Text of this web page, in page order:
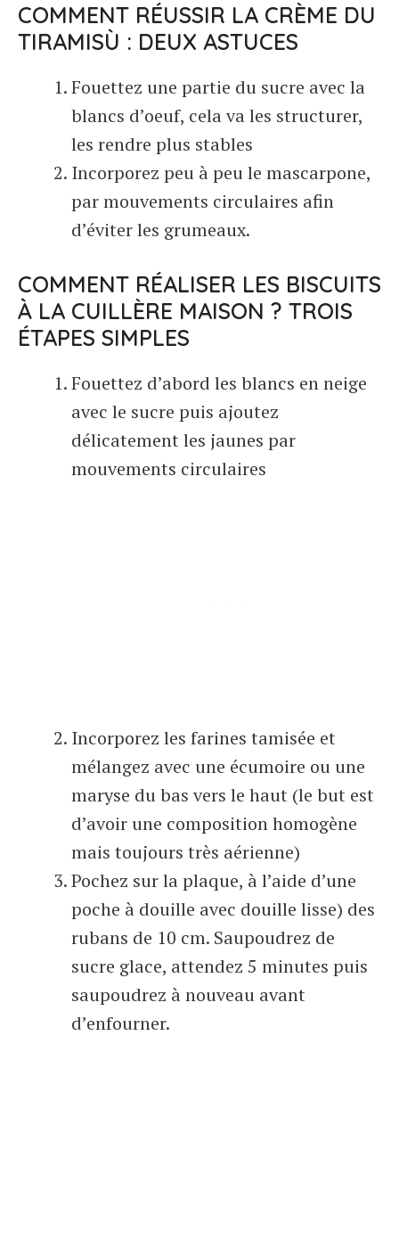
COMMENT RÉUSSIR LA CRÈME DU
TIRAMISÙ : DEUX ASTUCES
Fouettez une partie du sucre avec la
blancs d’oeuf, cela va les structurer,
les rendre plus stables
Incorporez peu à peu le mascarpone,
par mouvements circulaires afin
d’éviter les grumeaux.
COMMENT RÉALISER LES BISCUITS
À LA CUILLÈRE MAISON ? TROIS
ÉTAPES SIMPLES
Fouettez d’abord les blancs en neige
avec le sucre puis ajoutez
délicatement les jaunes par
mouvements circulaires
Incorporez les farines tamisée et
mélangez avec une écumoire ou une
maryse du bas vers le haut (le but est
d’avoir une composition homogène
mais toujours très aérienne)
Pochez sur la plaque, à l’aide d’une
poche à douille avec douille lisse) des
rubans de 10 cm. Saupoudrez de
sucre glace, attendez 5 minutes puis
saupoudrez à nouveau avant
d’enfourner.